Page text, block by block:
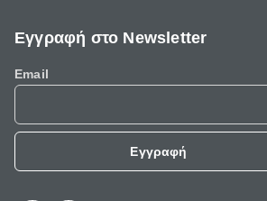
Εγγραφή στο Newsletter
Email
Εγγραφή